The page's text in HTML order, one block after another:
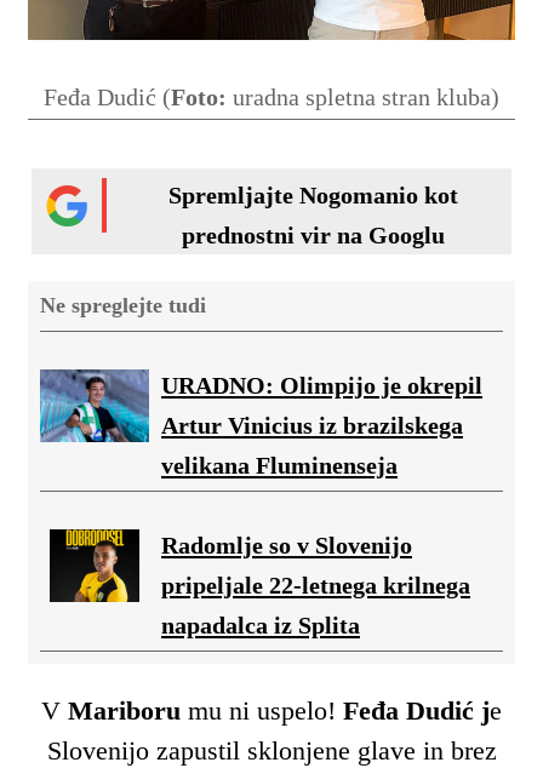
Feđa Dudić (Foto: uradna spletna stran kluba)
Spremljajte Nogomanio kot
prednostni vir na Googlu
Ne spreglejte tudi
URADNO: Olimpijo je okrepil
Artur Vinicius iz brazilskega
velikana Fluminenseja
Radomlje so v Slovenijo
pripeljale 22-letnega krilnega
napadalca iz Splita
V Mariboru mu ni uspelo! Feđa Dudić je
Slovenijo zapustil sklonjene glave in brez